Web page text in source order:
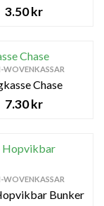
3.50kr
WOVENKASSAR
Chase
7.30kr
WOVENKASSAR
Bunker